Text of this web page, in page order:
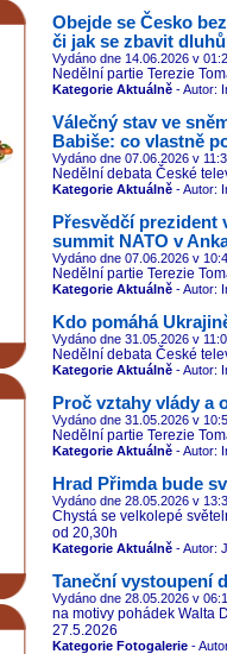
Obejde se Česko
či jak se zbavit
Vydáno dne 14.06.2026 v
Nedělní partie Terezie
Kategorie Aktuálně - Autor:
Válečný stav ve
Babiše: co vlastně
Vydáno dne 07.06.2026 v
Nedělní debata České
Kategorie Aktuálně - Autor:
Přesvědčí prezident
summit NATO v
Vydáno dne 07.06.2026 v
Nedělní partie Terezie
Kategorie Aktuálně - Autor:
Kdo pomáhá
Vydáno dne 31.05.2026 v
Nedělní debata České
Kategorie Aktuálně - Autor:
Proč vztahy vlády a
Vydáno dne 31.05.2026 v
Nedělní partie Terezie
Kategorie Aktuálně - Autor:
Hrad Přimda bude
Vydáno dne 28.05.2026 v
Chystá se velkolepé
od 20,30h
Kategorie Aktuálně - Autor:
Taneční vystoupení
Vydáno dne 28.05.2026 v
na motivy pohádek Walta
27.5.2026
Kategorie Fotogalerie -